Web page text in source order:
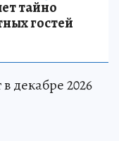
тайно
гостей
декабре 2026